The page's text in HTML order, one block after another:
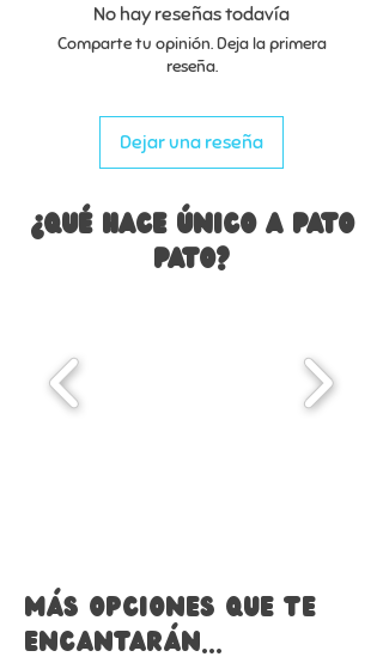
No hay reseñas todavía
Comparte tu opinión. Deja la primera
reseña.
Dejar una reseña
¿Qué hace único a Pato
Pato?
Más opciones que te
encantarán...